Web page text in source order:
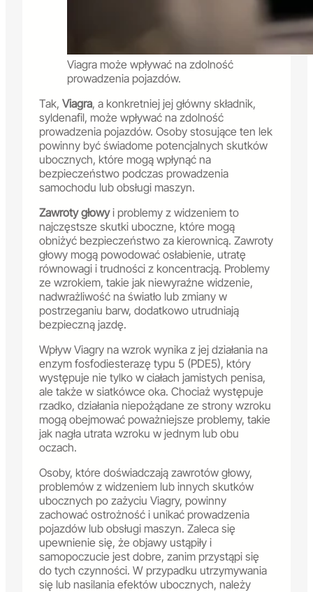
Viagra może wpływać na zdolność
prowadzenia pojazdów.
Tak, Viagra, a konkretniej jej główny składnik,
syldenafil, może wpływać na zdolność
prowadzenia pojazdów. Osoby stosujące ten lek
powinny być świadome potencjalnych skutków
ubocznych, które mogą wpłynąć na
bezpieczeństwo podczas prowadzenia
samochodu lub obsługi maszyn.
Zawroty głowyi problemy z widzeniem to
najczęstsze skutki uboczne, które mogą
obniżyć bezpieczeństwo za kierownicą. Zawroty
głowy mogą powodować osłabienie, utratę
równowagi i trudności z koncentracją. Problemy
ze wzrokiem, takie jak niewyraźne widzenie,
nadwrażliwość na światło lub zmiany w
postrzeganiu barw, dodatkowo utrudniają
bezpieczną jazdę.
Wpływ Viagry na wzrok wynika z jej działania na
enzym fosfodiesterazę typu 5 (PDE5), który
występuje nie tylko w ciałach jamistych penisa,
ale także w siatkówce oka. Chociaż występuje
rzadko, działania niepożądane ze strony wzroku
mogą obejmować poważniejsze problemy, takie
jak nagła utrata wzroku w jednym lub obu
oczach.
Osoby, które doświadczają zawrotów głowy,
problemów z widzeniem lub innych skutków
ubocznych po zażyciu Viagry, powinny
zachować ostrożność i unikać prowadzenia
pojazdów lub obsługi maszyn. Zaleca się
upewnienie się, że objawy ustąpiły i
samopoczucie jest dobre, zanim przystąpi się
do tych czynności. W przypadku utrzymywania
się lub nasilania efektów ubocznych, należy